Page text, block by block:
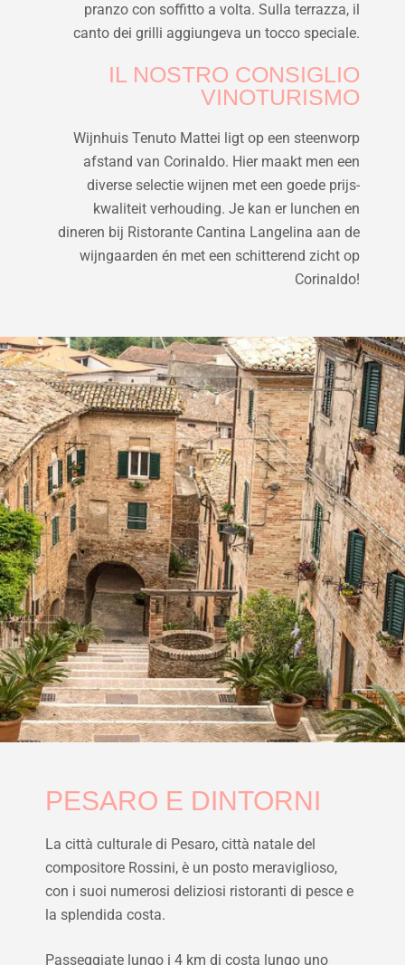
pranzo con soffitto a volta. Sulla terrazza, il
canto dei grilli aggiungeva un tocco speciale.
IL NOSTRO CONSIGLIO
VINOTURISMO
Wijnhuis Tenuto Mattei ligt op een steenworp
afstand van Corinaldo. Hier maakt men een
diverse selectie wijnen met een goede prijs-
kwaliteit verhouding. Je kan er lunchen en
dineren bij Ristorante Cantina Langelina aan de
wijngaarden én met een schitterend zicht op
Corinaldo!
PESARO E DINTORNI
La città culturale di Pesaro, città natale del
compositore Rossini, è un posto meraviglioso,
con i suoi numerosi deliziosi ristoranti di pesce e
la splendida costa.
Passeggiate lungo i 4 km di costa lungo uno